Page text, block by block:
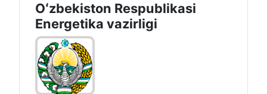
Oʻzbekiston Respublikasi
Energetika vazirligi